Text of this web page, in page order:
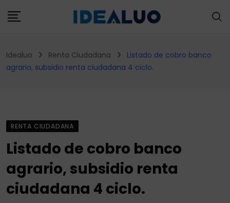
to
Idealuo Renta Ciudadana
Listado de cobro banco
agrario, subsidio renta ciudadana 4 ciclo.
RENTA CIUDADANA
Listado de cobro banco
agrario, subsidio renta
ciudadana 4 ciclo.